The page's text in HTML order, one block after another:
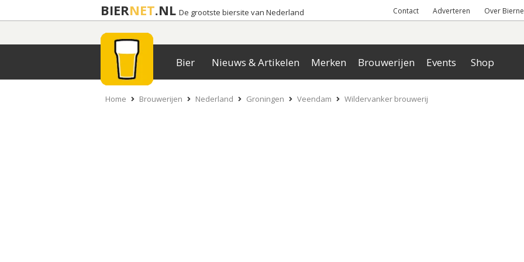
BIERNET.NL De grootste biersite van Nederland Contact Adverteren Over
Bier Nieuws & Artikelen Merken Brouwerijen Events Shop
Home Brouwerijen Nederland Groningen Veendam Wildervanker brouwerij